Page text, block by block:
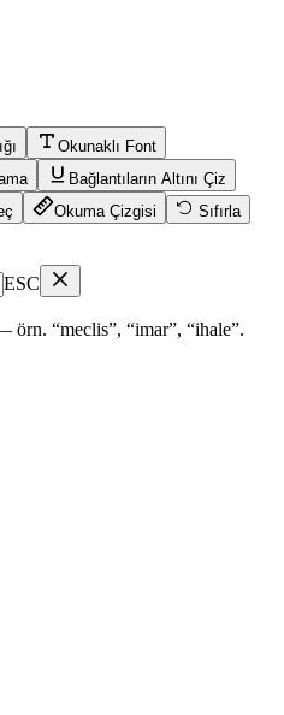
Okunaklı Font
Bağlantıların Altını Çiz
Okuma Çizgisi Sıfırla
ESC
örn. “meclis”, “imar”, “ihale”.